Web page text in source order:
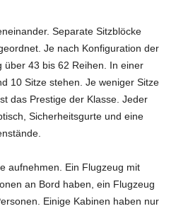
Separate Sitzblöcke
Je nach Konfiguration der
über 43 bis 62 Reihen. In einer
10 Sitze stehen. Je weniger Sitze
das Prestige der Klasse. Jeder
Sicherheitsgurte und eine
aufnehmen. Ein Flugzeug mit
an Bord haben, ein Flugzeug
Einige Kabinen haben nur